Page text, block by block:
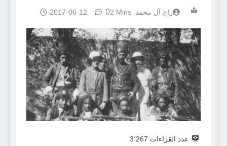
راج آل محمد 2017-06-12 02 Mins
عدد القراءات 3٬267